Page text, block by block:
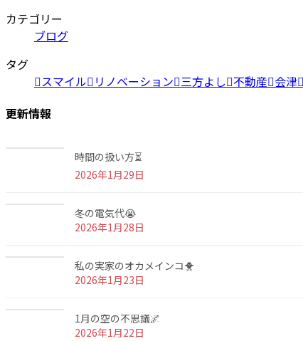
カテゴリー
ブログ
タグ
スマイル リノベーション 三方よし 不動産 会津
更新情報
時間の扱い方⏳
2026年1月29日
冬の電気代😭
2026年1月28日
私の実家のオカメインコ🐥
2026年1月23日
1月の空の不思議🌌
2026年1月22日